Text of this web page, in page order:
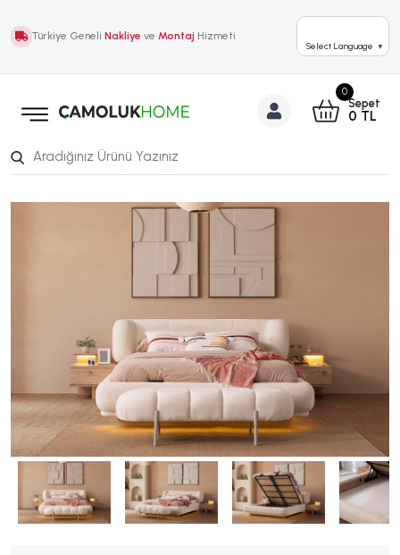
Türkiye Geneli Nakliye ve Montaj Hizmeti
Select Language ▼
0
Sepet
0 TL